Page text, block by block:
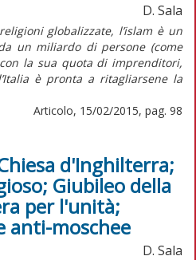
D. Sala
globalizzate, l’islam è un
un miliardo di persone (come
la sua quota di imprenditori,
è pronta a ritagliarsene la
Articolo, 15/02/2015, pag. 98
d'Inghilterra;
Giubileo della
per l'unità;
anti-moschee
D. Sala